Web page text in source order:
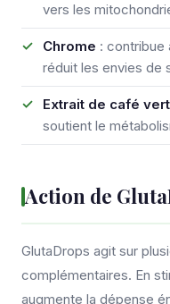
vers les
Chrome : contribue
réduit les envies de
Extrait de café vert
soutient le
Action de
GlutaDrops agit sur
complémentaires. En
augmente la dépense